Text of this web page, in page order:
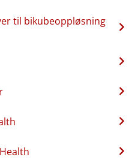
til bikubeoppløsning